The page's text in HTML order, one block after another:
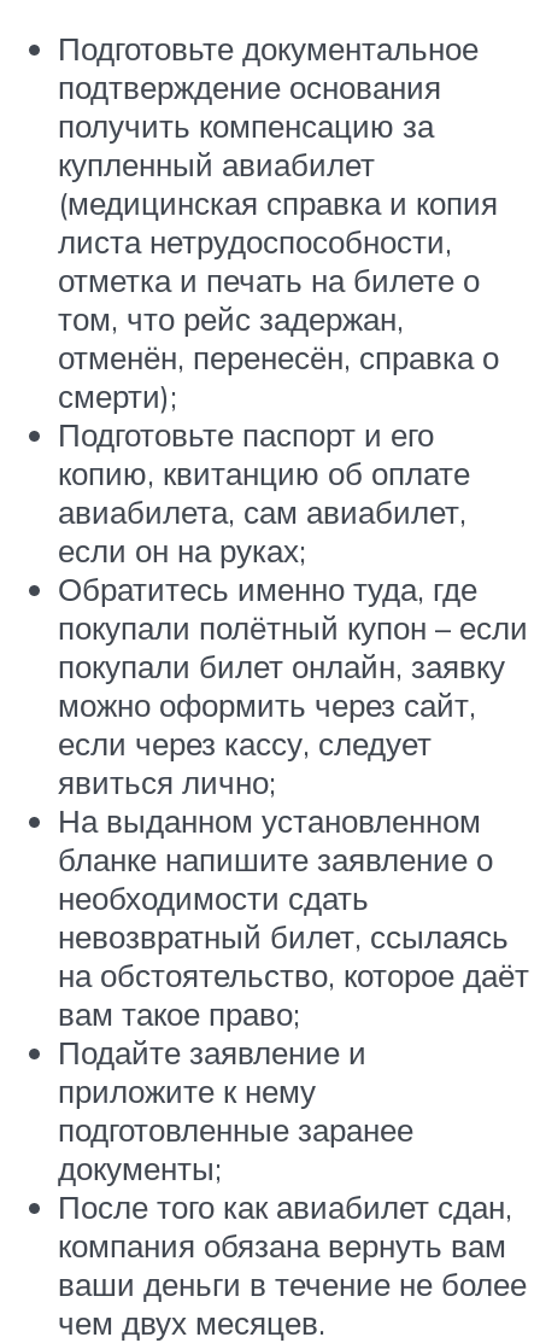
Подготовьте документальное
подтверждение основания
получить компенсацию за
купленный авиабилет
(медицинская справка и копия
листа нетрудоспособности,
отметка и печать на билете о
том, что рейс задержан,
отменён, перенесён, справка о
смерти);
Подготовьте паспорт и его
копию, квитанцию об оплате
авиабилета, сам авиабилет,
если он на руках;
Обратитесь именно туда, где
покупали полётный купон – если
покупали билет онлайн, заявку
можно оформить через сайт,
если через кассу, следует
явиться лично;
На выданном установленном
бланке напишите заявление о
необходимости сдать
невозвратный билет, ссылаясь
на обстоятельство, которое даёт
вам такое право;
Подайте заявление и
приложите к нему
подготовленные заранее
документы;
После того как авиабилет сдан,
компания обязана вернуть вам
ваши деньги в течение не более
чем двух месяцев.